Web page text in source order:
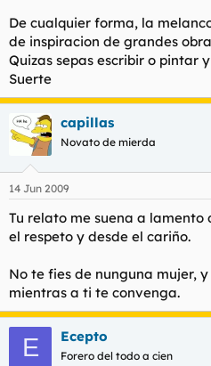
De cualquier forma, la
de inspiracion de grandes
Quizas sepas escribir o pintar
Suerte
capillas
Novato de mierda
14 Jun 2009
Tu relato me suena a
el respeto y desde el cariño.
No te fies de nunguna mujer,
mientras a ti te convenga.
E Ecepto
Forero del todo a cien